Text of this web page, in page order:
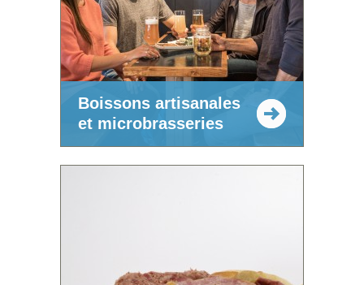
Boissons artisanales
et microbrasseries